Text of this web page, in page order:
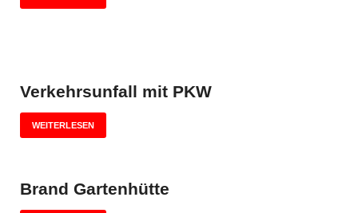
Verkehrsunfall mit PKW
WEITERLESEN
Brand Gartenhütte